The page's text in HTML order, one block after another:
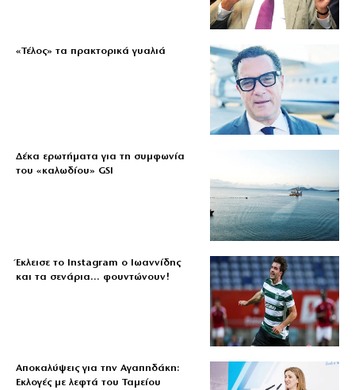
«Τέλος» τα πρακτορικά γυαλιά
Δέκα ερωτήματα για τη συμφωνία
του «καλωδίου» GSI
Έκλεισε το Instagram ο Ιωαννίδης
και τα σενάρια… φουντώνουν!
Αποκαλύψεις για την Αγαπηδάκη:
Εκλογές με λεφτά του Ταμείου